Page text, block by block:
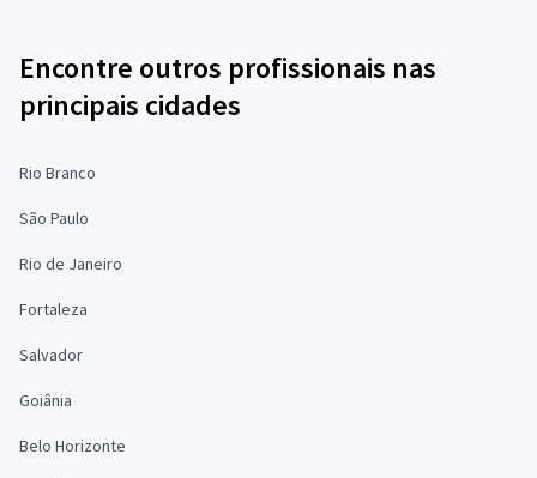
Encontre outros profissionais nas
principais cidades
Rio Branco
São Paulo
Rio de Janeiro
Fortaleza
Salvador
Goiânia
Belo Horizonte